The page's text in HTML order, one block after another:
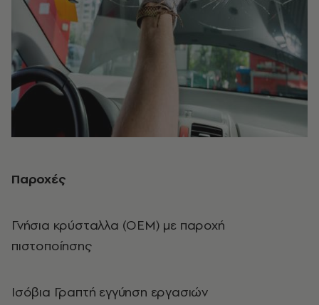
Παροχές
Γνήσια κρύσταλλα (ΟΕΜ) με παροχή
πιστοποίησης
Ισόβια Γραπτή εγγύηση εργασιών